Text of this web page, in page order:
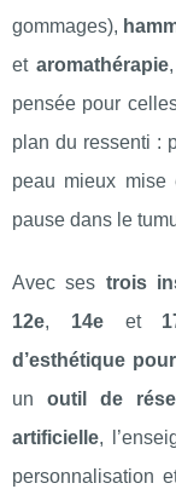
gommages),
et aromathérapie
pensée pour
plan du ressenti :
peau mieux mise
pause dans le
Avec ses trois
12e, 14eet
d’esthétique
un outil de
artificielle,
personnalisation